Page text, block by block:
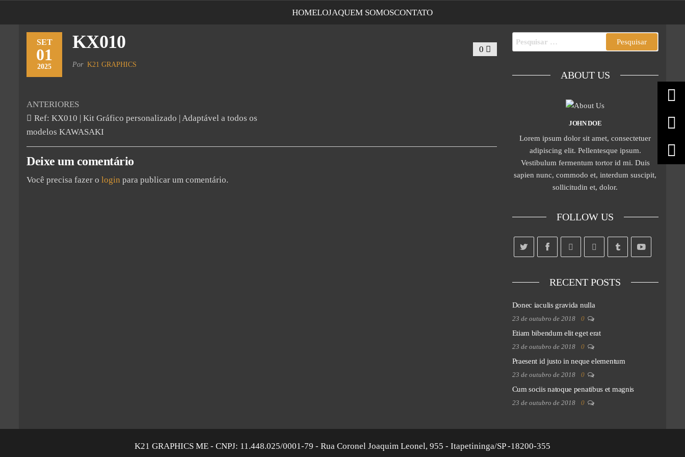
HOMELOJAQUEM SOMOSCONTATO
SET
01
2025
0
KX010
Por K21 GRAPHICS
ANTERIORES
Ref: KX010 | Kit Gráfico personalizado | Adaptável a todos os
modelos KAWASAKI
Deixe um comentário
Você precisa fazer o login para publicar um comentário.
ABOUT US
JOHN DOE
Lorem ipsum dolor sit amet, consectetuer
adipiscing elit. Pellentesque ipsum.
Vestibulum fermentum tortor id mi. Duis
sapien nunc, commodo et, interdum suscipit,
sollicitudin et, dolor.
FOLLOW US
RECENT POSTS
Donec iaculis gravida nulla
23 de outubro de 2018 0
Etiam bibendum elit eget erat
23 de outubro de 2018 0
Praesent id justo in neque elementum
23 de outubro de 2018 0
Cum sociis natoque penatibus et magnis
23 de outubro de 2018 0
K21 GRAPHICS ME - CNPJ: 11.448.025/0001-79 - Rua Coronel Joaquim Leonel, 955 - Itapetininga/SP -18200-355